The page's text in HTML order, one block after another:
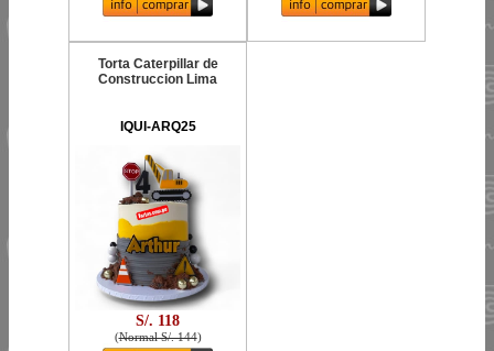
Torta Caterpillar de
Construccion Lima
IQUI-ARQ25
S/. 118
(Normal S/. 144)